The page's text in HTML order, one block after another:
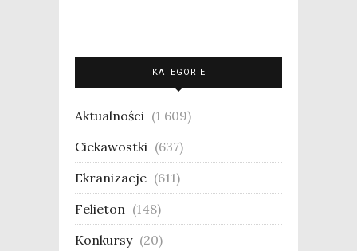
KATEGORIE
Aktualności (1 609)
Ciekawostki (637)
Ekranizacje (611)
Felieton (148)
Konkursy (20)